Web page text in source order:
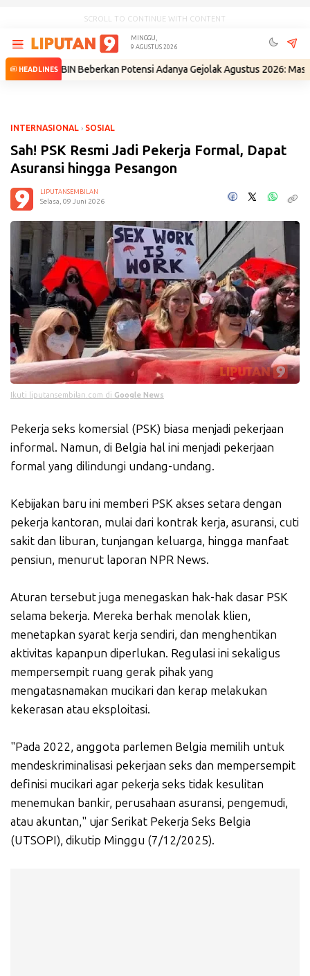
SCROLL TO CONTINUE WITH CONTENT
MINGGU,
9 AGUSTUS 2026
HEADLINES
Eks BIN Beberkan Potensi Adanya Gejolak Agustus 2026: Masuk Fase
INTERNASIONAL › SOSIAL
Sah! PSK Resmi Jadi Pekerja Formal, Dapat
Asuransi hingga Pesangon
LIPUTANSEMBILAN
Selasa, 09 Juni 2026
Ikuti liputansembilan.com di Google News
Pekerja seks komersial (PSK) biasa menjadi pekerjaan
informal. Namun, di Belgia hal ini menjadi pekerjaan
formal yang dilindungi undang-undang.
Kebijakan baru ini memberi PSK akses setara dengan
pekerja kantoran, mulai dari kontrak kerja, asuransi, cuti
sakit dan liburan, tunjangan keluarga, hingga manfaat
pensiun, menurut laporan NPR News.
Aturan tersebut juga menegaskan hak-hak dasar PSK
selama bekerja. Mereka berhak menolak klien,
menetapkan syarat kerja sendiri, dan menghentikan
aktivitas kapanpun diperlukan. Regulasi ini sekaligus
mempersempit ruang gerak pihak yang
mengatasnamakan mucikari dan kerap melakukan
kekerasan atau eksploitasi.
"Pada 2022, anggota parlemen Belgia memilih untuk
mendeskriminalisasi pekerjaan seks dan mempersempit
definisi mucikari agar pekerja seks tidak kesulitan
menemukan bankir, perusahaan asuransi, pengemudi,
atau akuntan," ujar Serikat Pekerja Seks Belgia
(UTSOPI), dikutip Minggu (7/12/2025).